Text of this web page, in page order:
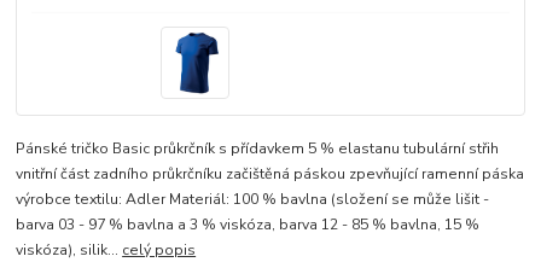
Pánské tričko Basic průkrčník s přídavkem 5 % elastanu tubulární střih
vnitřní část zadního průkrčníku začištěná páskou zpevňující ramenní páska
výrobce textilu: Adler Materiál: 100 % bavlna (složení se může lišit -
barva 03 - 97 % bavlna a 3 % viskóza, barva 12 - 85 % bavlna, 15 %
viskóza), silik... celý popis